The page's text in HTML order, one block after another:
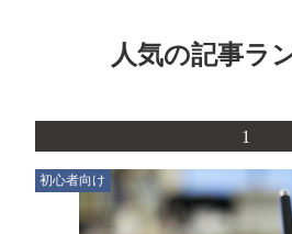
人気の記事ラ
1
初心者向け